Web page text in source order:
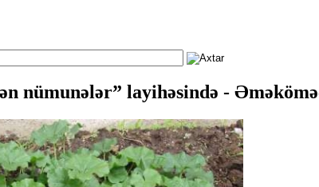
nümunələr” layihəsində -